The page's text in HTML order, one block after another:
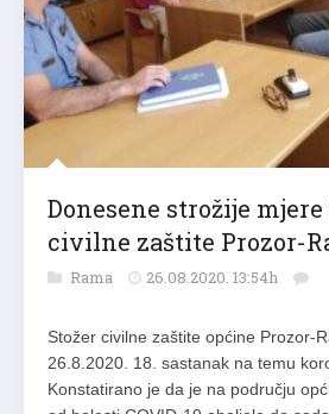
Donesene strožije mjere
civilne zaštite Prozor-
Rama 26.08.2020. 13:54h
Stožer civilne zaštite općine Prozor-
26.8.2020. 18. sastanak na temu
Konstatirano je da je na području